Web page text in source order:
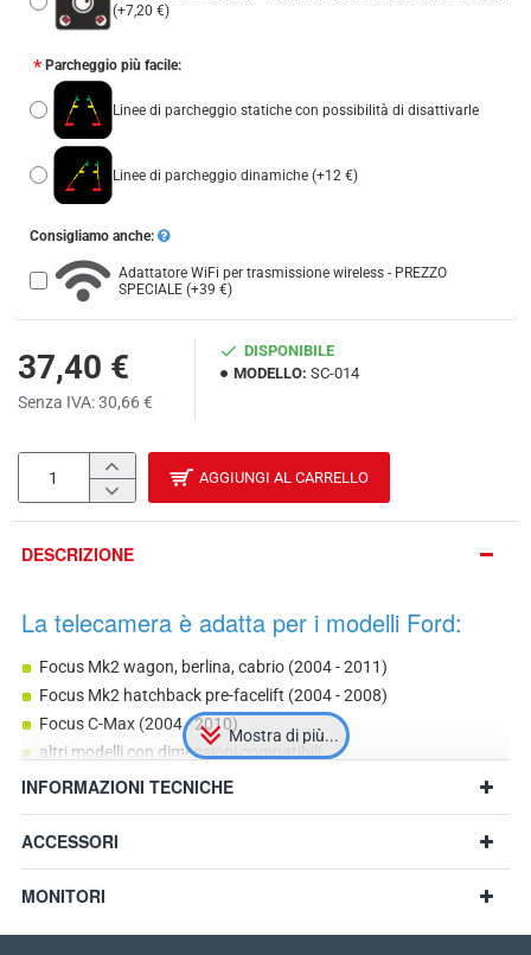
37,40 €
Senza IVA: 30,66 €
DISPONIBILE
MODELLO: SC-014
(+7,20 €)
Parcheggio più facile:
Linee di parcheggio statiche con possibilità di disattivarle
Linee di parcheggio dinamiche (+12 €)
Consigliamo anche:
Adattatore WiFi per trasmissione wireless - PREZZO
SPECIALE (+39 €)
AGGIUNGI AL CARRELLO
DESCRIZIONE
La telecamera è adatta per i modelli Ford:
Focus Mk2 wagon, berlina, cabrio (2004 - 2011)
Focus Mk2 hatchback pre-facelift (2004 - 2008)
Focus C-Max (2004 - 2010)
altri modelli con dimensioni compatibili
Consiglio:Prima di acquistare, misurate le dimensioni della luce
targa e confrontatele con il modello scelto.
INFORMAZIONI TECNICHE
ACCESSORI
MONITORI